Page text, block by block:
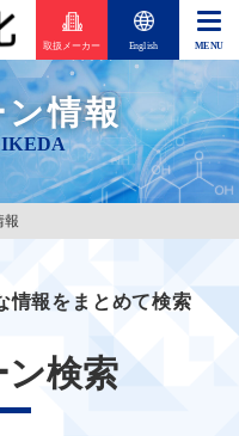
取扱メーカー English
情報
報
情報をまとめて検索
検索